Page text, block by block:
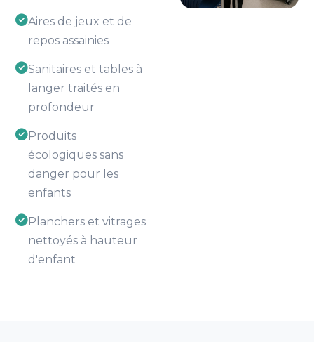
Aires de jeux et de
repos assainies
Sanitaires et tables à
langer traités en
profondeur
Produits
écologiques sans
danger pour les
enfants
Planchers et vitrages
nettoyés à hauteur
d'enfant